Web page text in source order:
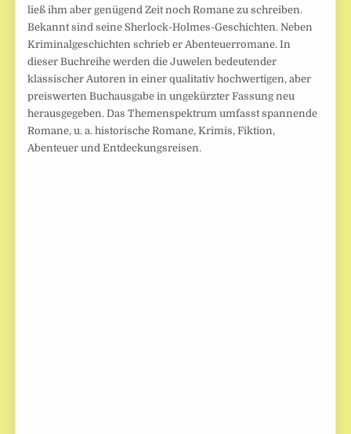
ließ ihm aber genügend Zeit noch Romane zu schreiben.
Bekannt sind seine Sherlock-Holmes-Geschichten. Neben
Kriminalgeschichten schrieb er Abenteuerromane. In
dieser Buchreihe werden die Juwelen bedeutender
klassischer Autoren in einer qualitativ hochwertigen, aber
preiswerten Buchausgabe in ungekürzter Fassung neu
herausgegeben. Das Themenspektrum umfasst spannende
Romane, u. a. historische Romane, Krimis, Fiktion,
Abenteuer und Entdeckungsreisen.